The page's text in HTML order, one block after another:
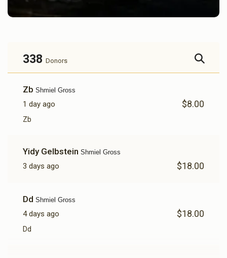
338 Donors
Zb Shmiel Gross
1 day ago $8.00
Zb
Yidy Gelbstein Shmiel Gross
3 days ago $18.00
Dd Shmiel Gross
4 days ago $18.00
Dd